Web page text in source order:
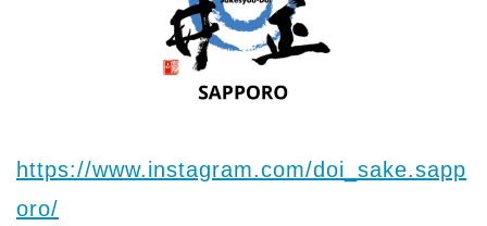
https://www.instagram.com/doi_sake.sapp
oro/